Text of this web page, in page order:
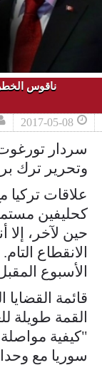
ناقوس الخطر
2017-05-08
سردار
وتحرير ترك
علاقات تركيا
كحليفين
حين لآخر، إلا
الانقطاع
الأسبوع
قائمة
القمة طويلة
"كيفية
سوريا مع